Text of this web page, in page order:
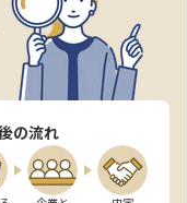
の流れ